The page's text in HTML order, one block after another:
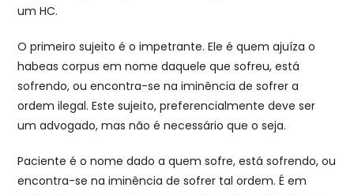
um HC.
O primeiro sujeito é o impetrante. Ele é quem ajuíza o
habeas corpus em nome daquele que sofreu, está
sofrendo, ou encontra-se na iminência de sofrer a
ordem ilegal. Este sujeito, preferencialmente deve ser
um advogado, mas não é necessário que o seja.
Paciente é o nome dado a quem sofre, está sofrendo, ou
encontra-se na iminência de sofrer tal ordem. É em